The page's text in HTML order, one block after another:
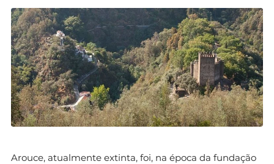
Arouce, atualmente extinta, foi, na época da fundação